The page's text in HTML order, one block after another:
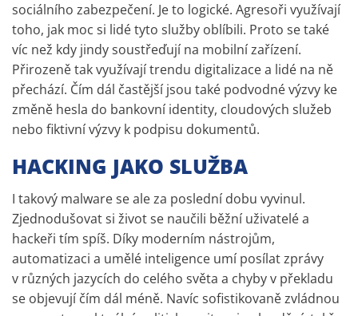
sociálního zabezpečení. Je to logické. Agresoři využívají
toho, jak moc si lidé tyto služby oblíbili. Proto se také
víc než kdy jindy soustřeďují na mobilní zařízení.
Přirozeně tak využívají trendu digitalizace a lidé na ně
přechází. Čím dál častější jsou také podvodné výzvy ke
změně hesla do bankovní identity, cloudových služeb
nebo fiktivní výzvy k podpisu dokumentů.
HACKING JAKO SLUŽBA
I takový malware se ale za poslední dobu vyvinul.
Zjednodušovat si život se naučili běžní uživatelé a
hackeři tím spíš. Díky moderním nástrojům,
automatizaci a umělé inteligence umí posílat zprávy
v různých jazycích do celého světa a chyby v překladu
se objevují čím dál méně. Navíc sofistikovaně zvládnou